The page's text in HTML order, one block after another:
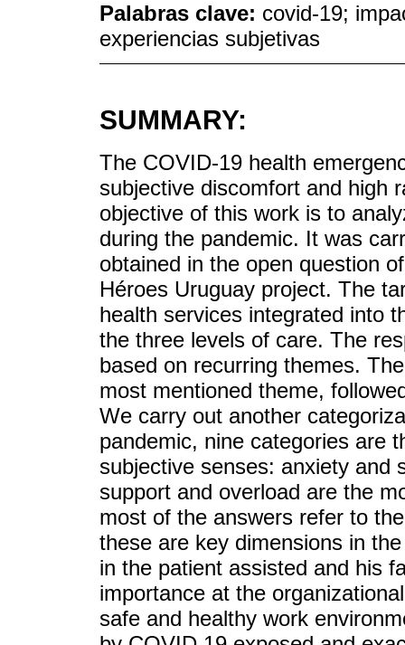
Palabras clave: covid-19;
experiencias subjetivas
SUMMARY:
The COVID-19 health
subjective discomfort and high
objective of this work is to
during the pandemic. It was
obtained in the open question
Héroes Uruguay project. The
health services integrated into
the three levels of care. The
based on recurring themes.
most mentioned theme,
We carry out another
pandemic, nine categories are
subjective senses: anxiety and
support and overload are the
most of the answers refer to
these are key dimensions in
in the patient assisted and his
importance at the
safe and healthy work